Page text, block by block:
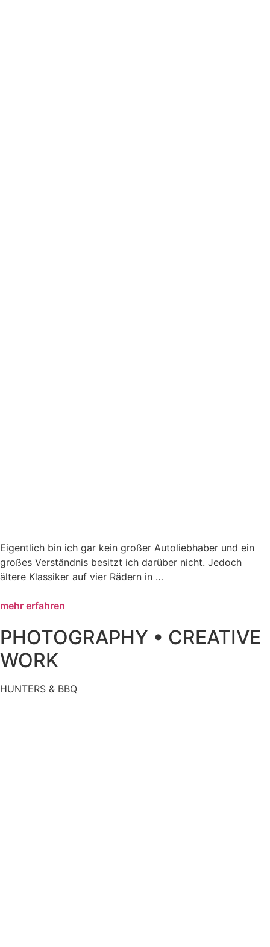
Eigentlich bin ich gar kein großer Autoliebhaber und ein
großes Verständnis besitzt ich darüber nicht. Jedoch
ältere Klassiker auf vier Rädern in …
mehr erfahren
PHOTOGRAPHY • CREATIVE
WORK
HUNTERS & BBQ